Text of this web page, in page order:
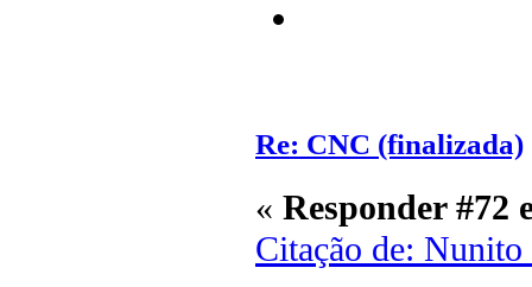
Re: CNC (finalizada)
« Responder #72
Citação de: